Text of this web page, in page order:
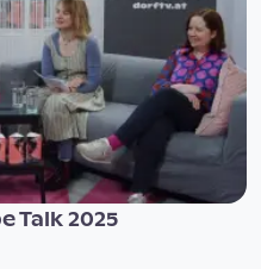
Talk 2025